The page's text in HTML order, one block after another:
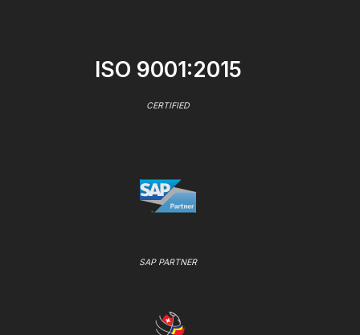
ISO 9001:2015
CERTIFIED
SAP PARTNER